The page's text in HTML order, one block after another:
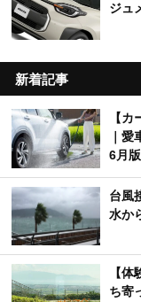
ジュ
新着記事
【
｜
6月版
台風
水か
【
ち寄